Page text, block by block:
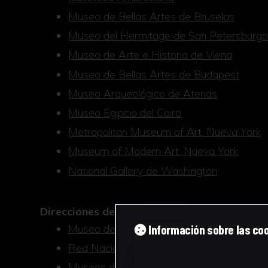
Museo de Bellas Artes de Bruselas
Museo del Hermitage de San Petersburgo
Museo de Arte e Historia de Viena
Museo de Bellas Artes de Budapest
Museo Arqueológico de Atenas
Museo Egipcio del Cairo
Metropolitan Museum of Art. Nueva York
Museum of Modern Art. Nueva York
National Gallery de Washington
Direcciones de museos españoles
Museo del Prado
Red Nacional de Museos Españoles
Información sobre las